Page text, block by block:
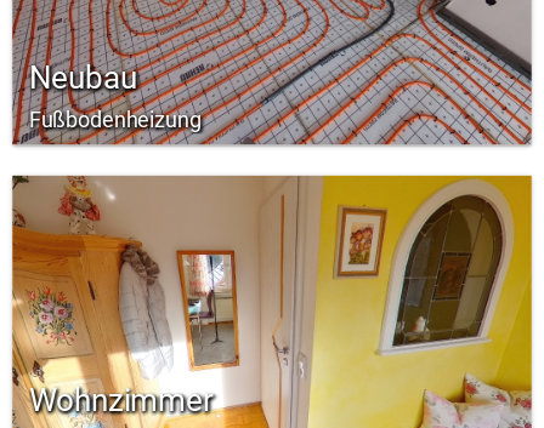
Neubau
Fußbodenheizung
Wohnzimmer